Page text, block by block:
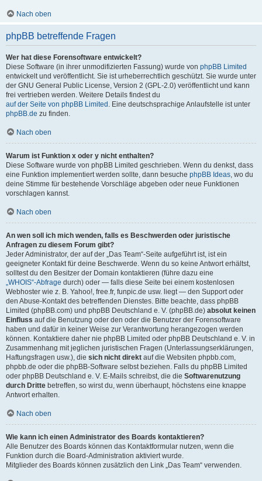
Nach oben
phpBB betreffende Fragen
Wer hat diese Forensoftware entwickelt?
Diese Software (in ihrer unmodifizierten Fassung) wurde von phpBB Limited
entwickelt und veröffentlicht. Sie ist urheberrechtlich geschützt. Sie wurde unter
der GNU General Public License, Version 2 (GPL-2.0) veröffentlicht und kann
frei vertrieben werden. Weitere Details findest du
auf der Seite von phpBB Limited . Eine deutschsprachige Anlaufstelle ist unter
phpBB.de zu finden.
Nach oben
Warum ist Funktion x oder y nicht enthalten?
Diese Software wurde von phpBB Limited geschrieben. Wenn du denkst, dass
eine Funktion implementiert werden sollte, dann besuche phpBB Ideas, wo du
deine Stimme für bestehende Vorschläge abgeben oder neue Funktionen
vorschlagen kannst.
Nach oben
An wen soll ich mich wenden, falls es Beschwerden oder juristische
Anfragen zu diesem Forum gibt?
Jeder Administrator, der auf der „Das Team“-Seite aufgeführt ist, ist ein
geeigneter Kontakt für deine Beschwerde. Wenn du so keine Antwort erhältst,
solltest du den Besitzer der Domain kontaktieren (führe dazu eine
„WHOIS“-Abfrage durch) oder — falls diese Seite bei einem kostenlosen
Webhoster wie z. B. Yahoo!, free.fr, funpic.de usw. liegt — den Support oder
den Abuse-Kontakt des betreffenden Dienstes. Bitte beachte, dass phpBB
Limited (phpBB.com) und phpBB Deutschland e. V. (phpBB.de) absolut keinen
Einfluss auf die Benutzung oder den oder die Benutzer der Forensoftware
haben und dafür in keiner Weise zur Verantwortung herangezogen werden
können. Kontaktiere daher nie phpBB Limited oder phpBB Deutschland e. V. in
Zusammenhang mit jeglichen juristischen Fragen (Unterlassungserklärungen,
Haftungsfragen usw.), die sich nicht direkt auf die Websiten phpbb.com,
phpbb.de oder die phpBB-Software selbst beziehen. Falls du phpBB Limited
oder phpBB Deutschland e. V. E-Mails schreibst, die die Softwarenutzung
durch Dritte betreffen, so wirst du, wenn überhaupt, höchstens eine knappe
Antwort erhalten.
Nach oben
Wie kann ich einen Administrator des Boards kontaktieren?
Alle Benutzer des Boards können das Kontaktformular nutzen, wenn die
Funktion durch die Board-Administration aktiviert wurde.
Mitglieder des Boards können zusätzlich den Link „Das Team“ verwenden.